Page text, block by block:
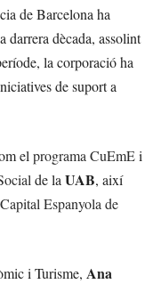
de Barcelona ha
darrera dècada, assolint
la corporació ha
de suport a
el programa CuEmEi
de la UAB, així
Espanyola de
i Turisme, Ana